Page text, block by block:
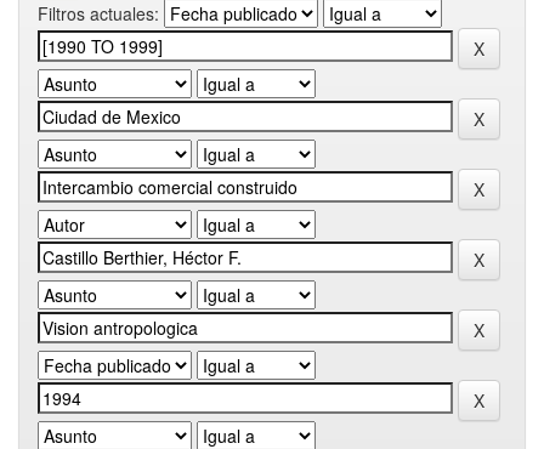
Filtros actuales: